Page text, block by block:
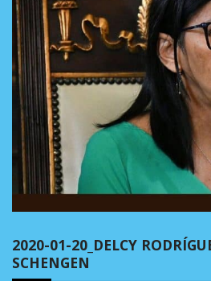
2020-01-20_DELCY
SCHENGEN